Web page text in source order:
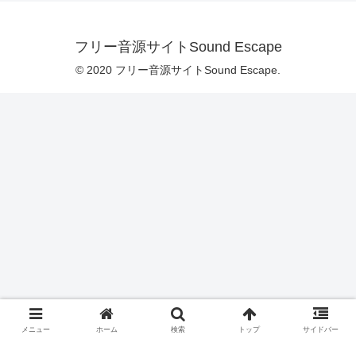
フリー音源サイトSound Escape
© 2020 フリー音源サイトSound Escape.
メニュー ホーム 検索 トップ サイドバー